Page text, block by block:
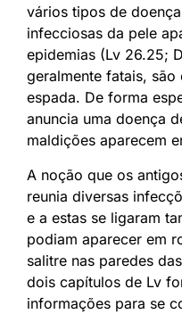
vários tipos de
infecciosas da pele
epidemias (Lv 26.25;
geralmente fatais,
espada. De forma
anuncia uma doença
maldições aparecem
A noção que os
reunia diversas
e a estas se ligaram
podiam aparecer em
salitre nas paredes
dois capítulos de Lv
informações para se